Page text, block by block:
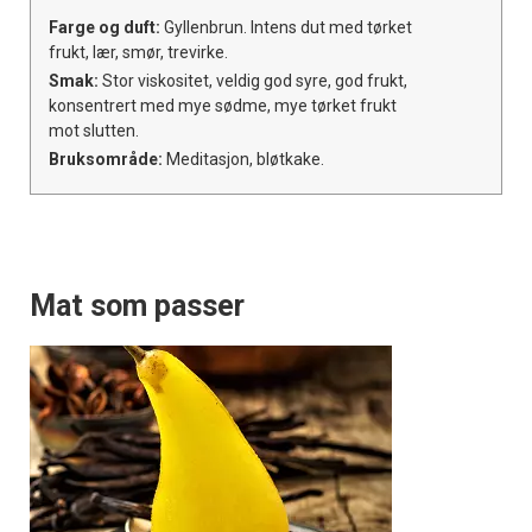
Farge og duft: Gyllenbrun. Intens dut med tørket
frukt, lær, smør, trevirke.
Smak: Stor viskositet, veldig god syre, god frukt,
konsentrert med mye sødme, mye tørket frukt
mot slutten.
Bruksområde: Meditasjon, bløtkake.
Mat som passer